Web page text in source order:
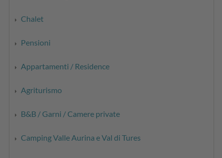
Chalet
Pensioni
Appartamenti / Residence
Agriturismo
B&B / Garni / Camere private
Camping Valle Aurina e Val di Tures